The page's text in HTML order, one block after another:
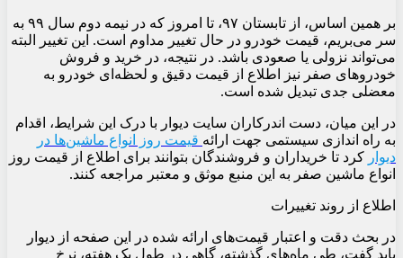
بر همین اساس، از تابستان ۹۷، تا امروز که در نیمه دوم سال ۹۹ به
سر می‌بریم، قیمت خودرو در حال تغییر مداوم است. این تغییر البته
می‌تواند نزولی یا صعودی باشد. در نتیجه، در خرید و فروش
خودروهای صفر نیز اطلاع از قیمت دقیق و لحظه‌ای خودرو به
معضلی جدی تبدیل شده است.
در این میان، دست‌ اندرکاران سایت دیوار با درک این شرایط، اقدام
به راه اندازی سیستمی جهت ارائه قیمت روز انواع ماشین‌ها در
دیوار کرد تا خریداران و فروشندگان بتوانند برای اطلاع از قیمت روز
انواع ماشین صفر به این منبع موثق و معتبر مراجعه کنند.
اطلاع از روند تغییرات
در بحث دقت و اعتبار قیمت‌های ارائه شده در این صفحه از دیوار
باید گفت، طی ماه‌های گذشته، گاهی در طول یک هفته، نرخ